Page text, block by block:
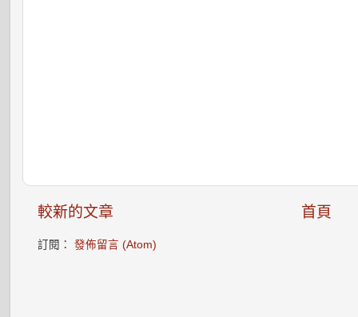
較新的文章 首頁
訂閱：發佈留言 (Atom)